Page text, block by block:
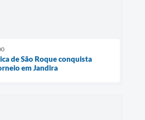
de São Roque conquista
em Jandira